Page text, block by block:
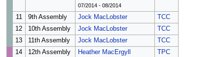
07/2014 - 08/2014
11 9th Assembly Jock MacLobster
TCC
12
10th Assembly Jock MacLobster
TCC
13
11th Assembly Jock MacLobster
TCC
14
12th Assembly Heather MacErgyll
TPC